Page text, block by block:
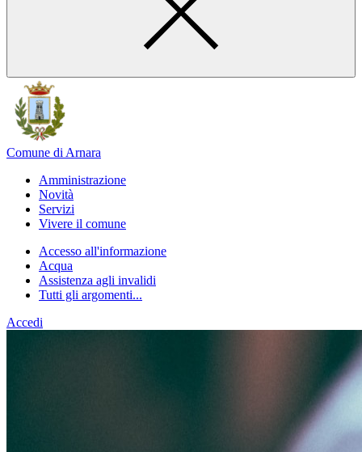
Comune di Arnara
Amministrazione
Novità
Servizi
Vivere il comune
Accesso all'informazione
Acqua
Assistenza agli invalidi
Tutti gli argomenti...
Accedi